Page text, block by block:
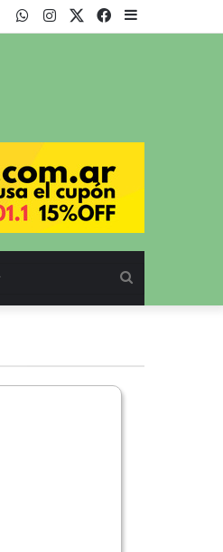
Facebook
Twitter
Instagram
WhatsApp